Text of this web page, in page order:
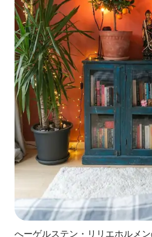
へーゲルステン・リリエホルメン